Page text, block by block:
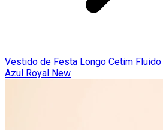
Vestido de Festa Longo Cetim Fluido
Azul Royal New